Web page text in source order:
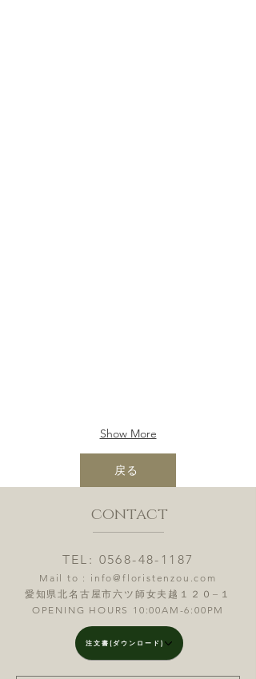
Show More
戻る
contact
TEL: 0568-48-1187
Mail to : info@floristenzou.com
愛知県北名古屋市六ツ師女夫越１２０−１
OPENING HOURS 10:00AM-6:00PM
注文書(ダウンロード)